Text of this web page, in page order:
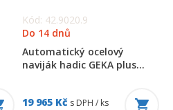
Kód: 42.9020.9
Do 14 dnů
Automatický ocelový
naviják hadic GEKA plus...
19 965 Kč s DPH / ks